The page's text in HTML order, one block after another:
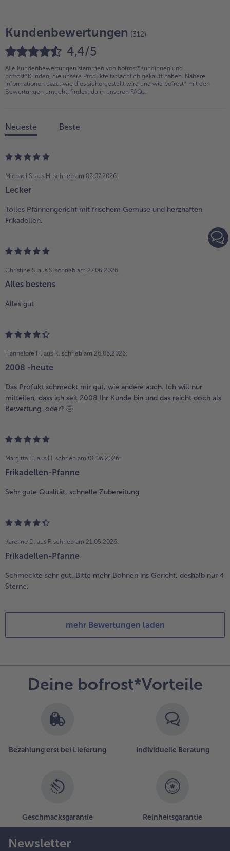
Kundenbewertungen (312)
4,4/5
Alle Kundenbewertungen stammen von bofrost*Kundinnen und
bofrost*Kunden, die unsere Produkte tatsächlich gekauft haben. Nähere
Informationen dazu, wie dies sichergestellt wird und wie bofrost* mit den
Bewertungen umgeht, findest du in unseren FAQs.
Neueste Beste
Michael S. aus H. schrieb am 02.07.2026:
Lecker
Tolles Pfannengericht mit frischem Gemüse und herzhaften
Frikadellen.
Christine S. aus S. schrieb am 27.06.2026:
Alles bestens
Alles gut
Hannelore H. aus R. schrieb am 26.06.2026:
2008 -heute
Das Profukt schmeckt mir gut, wie andere auch. Ich will nur
mitteilen, dass ich seit 2008 Ihr Kunde bin und das reicht doch als
Bewertung, oder? 🤣
Margitta H. aus H. schrieb am 01.06.2026:
Frikadellen-Pfanne
Sehr gute Qualität, schnelle Zubereitung
Karoline D. aus F. schrieb am 21.05.2026:
Frikadellen-Pfanne
Schmeckte sehr gut. Bitte mehr Bohnen ins Gericht, deshalb nur 4
Sterne.
mehr Bewertungen laden
Deine bofrost*Vorteile
Bezahlung erst bei Lieferung Individuelle Beratung
Geschmacksgarantie Reinheitsgarantie
Newsletter